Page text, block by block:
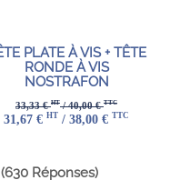
PLATE À VIS + TÊTE
RONDE À VIS
NOSTRAFON
33,33 €HT/ 40,00 €TTC
31,67 € HT / 38,00 € TTC
(630 Réponses)